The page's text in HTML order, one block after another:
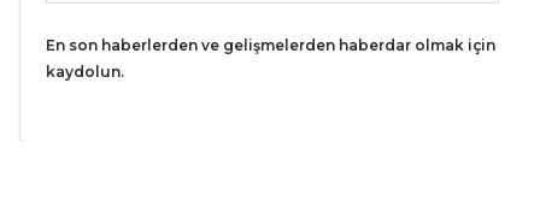
En son haberlerden ve gelişmelerden haberdar olmak için
kaydolun.